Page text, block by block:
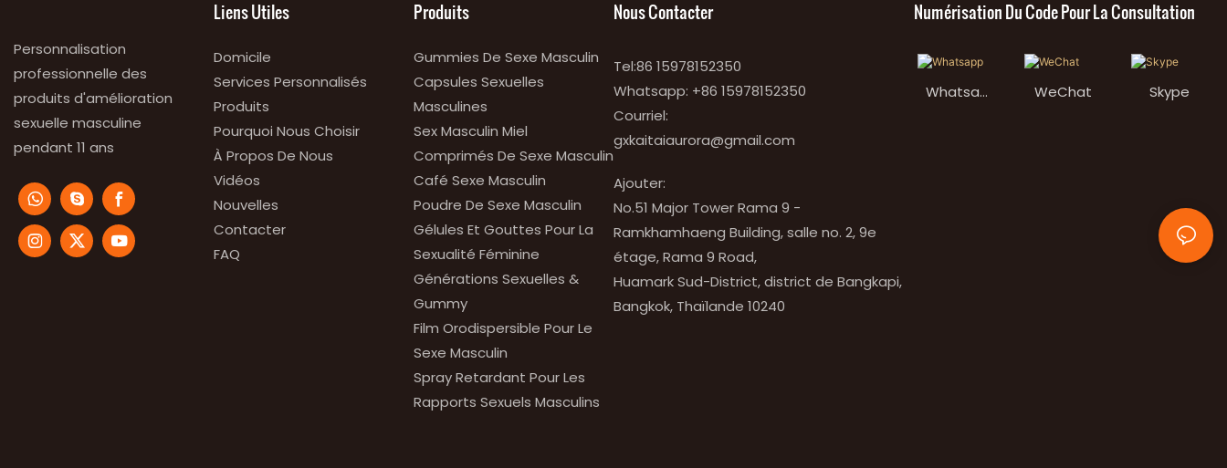
Personnalisation
professionnelle des
produits d'amélioration
sexuelle masculine
pendant 11 ans
Liens Utiles
Domicile
Services Personnalisés
Produits
Pourquoi Nous Choisir
À Propos De Nous
Vidéos
Nouvelles
Contacter
FAQ
Produits
Gummies De Sexe Masculin
Capsules Sexuelles
Masculines
Sex Masculin Miel
Comprimés De Sexe Masculin
Café Sexe Masculin
Poudre De Sexe Masculin
Gélules Et Gouttes Pour La
Sexualité Féminine
Générations Sexuelles &
Gummy
Film Orodispersible Pour Le
Sexe Masculin
Spray Retardant Pour Les
Rapports Sexuels Masculins
Nous Contacter
Tel:86 15978152350
Whatsapp: +86 15978152350
Courriel:
gxkaitaiaurora@gmail.com
Ajouter:
No.51 Major Tower Rama 9 -
Ramkhamhaeng Building, salle no. 2, 9e
étage, Rama 9 Road,
Huamark Sud-District, district de Bangkapi,
Bangkok, Thaïlande 10240
Numérisation Du Code Pour La Consultation
Whatsap
WeChat Skype